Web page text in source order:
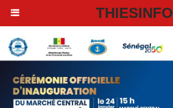
THIESINFO